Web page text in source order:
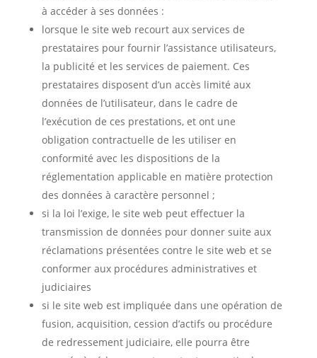
à accéder à ses données :
lorsque le site web recourt aux services de
prestataires pour fournir l’assistance utilisateurs,
la publicité et les services de paiement. Ces
prestataires disposent d’un accès limité aux
données de l’utilisateur, dans le cadre de
l’exécution de ces prestations, et ont une
obligation contractuelle de les utiliser en
conformité avec les dispositions de la
réglementation applicable en matière protection
des données à caractère personnel ;
si la loi l’exige, le site web peut effectuer la
transmission de données pour donner suite aux
réclamations présentées contre le site web et se
conformer aux procédures administratives et
judiciaires
si le site web est impliquée dans une opération de
fusion, acquisition, cession d’actifs ou procédure
de redressement judiciaire, elle pourra être